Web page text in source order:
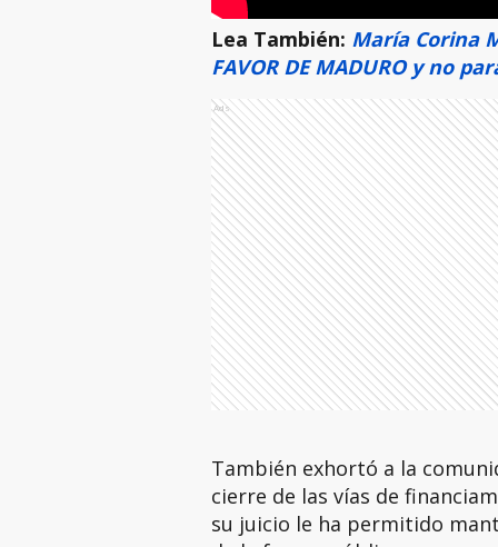
Lea También: María Corina
FAVOR DE MADURO y no
Ads
También exhortó a la
cierre de las vías de
su juicio le ha permitido